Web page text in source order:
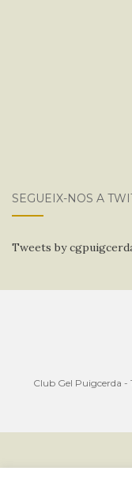
SEGUEIX-NOS A
Tweets by
Club Gel Puigcerda -